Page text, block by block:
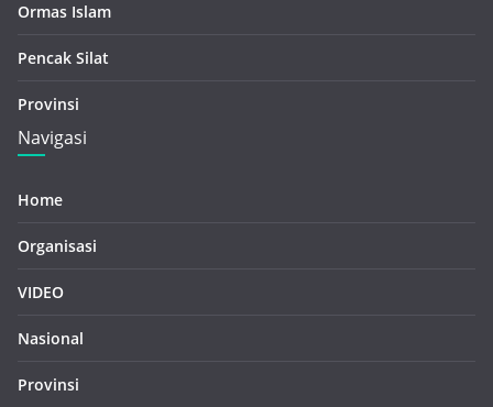
Ormas Islam
Pencak Silat
Provinsi
Navigasi
Home
Organisasi
VIDEO
Nasional
Provinsi